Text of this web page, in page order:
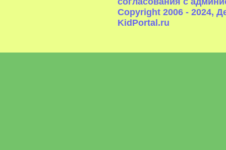
Copyright 2006 - 2024,
KidPortal.ru